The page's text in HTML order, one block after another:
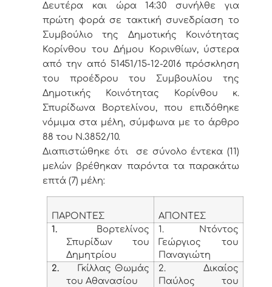
Δευτέρα και ώρα 14:30 συνήλθε για
πρώτη φορά σε τακτική συνεδρίαση το
Συμβούλιο της Δημοτικής Κοινότητας
Κορίνθου του Δήμου Κορινθίων, ύστερα
από την από 51451/15-12-2016 πρόσκληση
του προέδρου του Συμβουλίου της
Δημοτικής Κοινότητας Κορίνθου κ.
Σπυρίδωνα Βορτελίνου, που επιδόθηκε
νόμιμα στα μέλη, σύμφωνα με το άρθρο
88 του Ν.3852/10.
Διαπιστώθηκε ότι σε σύνολο έντεκα (11)
μελών βρέθηκαν παρόντα τα παρακάτω
επτά (7) μέλη:
ΠΑΡΟΝΤΕΣ
ΑΠΟΝΤΕΣ
1.
Βορτελίνος
Σπυρίδων του
Δημητρίου
1. Ντόντος
Γεώργιος του
Παναγιώτη
2.
Γκίλλας Θωμάς
του Αθανασίου
2. Δικαίος
Παύλος του